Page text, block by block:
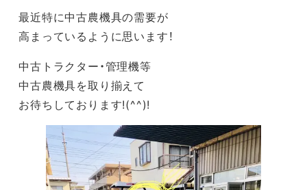
最近特に中古農機具の需要が
高まっているように思います！
中古トラクター・管理機等
中古農機具を取り揃えて
お待ちしております!(^^)!